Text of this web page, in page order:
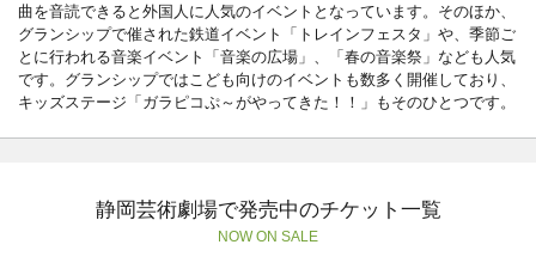
曲を音読できると外国人に人気のイベントとなっています。そのほか、
グランシップで催された鉄道イベント「トレインフェスタ」や、季節ご
とに行われる音楽イベント「音楽の広場」、「春の音楽祭」なども人気
です。グランシップではこども向けのイベントも数多く開催しており、
キッズステージ「ガラピコぷ～がやってきた！！」もそのひとつです。
静岡芸術劇場で発売中のチケット一覧
NOW ON SALE